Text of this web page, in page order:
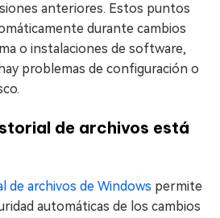
anteriores. Estos puntos
durante cambios
o instalaciones de software,
problemas de configuración o
de archivos está
de archivos de Windows permite
automáticas de los cambios